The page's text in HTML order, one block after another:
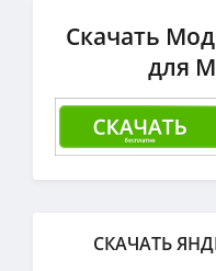
Скачать
для
СКАЧАТЬ